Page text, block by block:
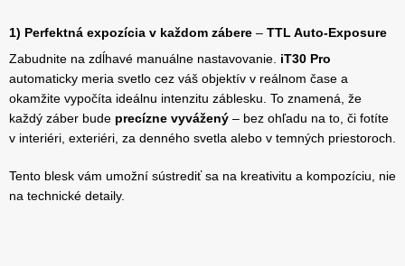
1) Perfektná expozícia v každom zábere – TTL Auto-Exposure
Zabudnite na zdĺhavé manuálne nastavovanie. iT30 Pro
automaticky meria svetlo cez váš objektív v reálnom čase a
okamžite vypočíta ideálnu intenzitu záblesku. To znamená, že
každý záber bude precízne vyvážený – bez ohľadu na to, či fotíte
v interiéri, exteriéri, za denného svetla alebo v temných priestoroch.
Tento blesk vám umožní sústrediť sa na kreativitu a kompozíciu, nie
na technické detaily.